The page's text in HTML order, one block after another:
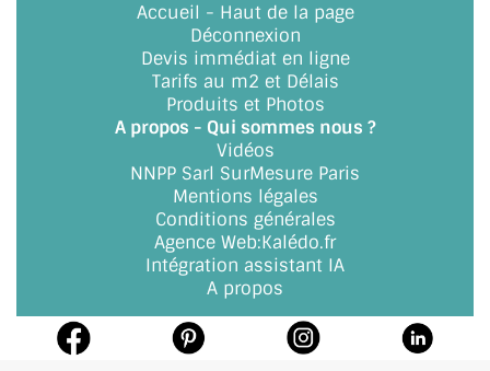
SYSTÈMES PIVOTANTS
SYSTÈMES COULISSANTS
LE CATALOGUE ACCESSOIRES
ACCESSOIRES EN PROMOTIONS
EXEMPLES, RÉALISATIONS, INSPIRATIONS
COMMENT COUPER DU VERRE ?
Accueil - Haut de la page
Déconnexion
Devis immédiat en ligne
Tarifs au m2 et Délais
Produits et Photos
A propos - Qui sommes nous ?
Vidéos
NNPP Sarl SurMesure Paris
Mentions légales
Conditions générales
Agence Web:Kalédo.fr
Intégration assistant IA
A propos